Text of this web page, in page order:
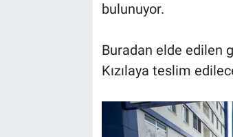
bulunuyor.
Buradan elde edilen
Kızılaya teslim